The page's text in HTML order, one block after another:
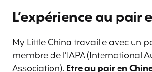
L’expérience au pair
My Little China travaille avec un
membre de l’IAPA (International
Association). Etre au pair en